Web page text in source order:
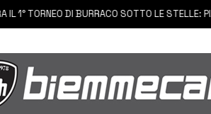
TORNEO DI BURRACO SOTTO LE STELLE: